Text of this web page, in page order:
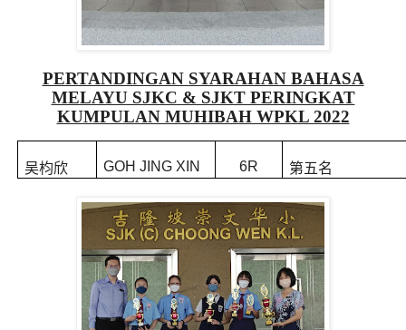
PERTANDINGAN SYARAHAN BAHASA
MELAYU SJKC & SJKT PERINGKAT
KUMPULAN MUHIBAH WPKL 2022
吴枃欣 GOH JING XIN 6R 第五名